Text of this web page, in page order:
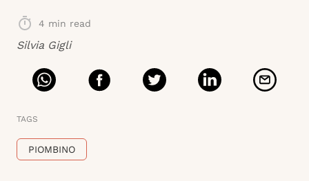
4 min read
Silvia Gigli
TAGS
PIOMBINO